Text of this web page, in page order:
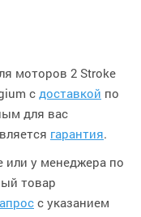
моторов 2 Stroke
с доставкой по
для вас
гарантия.
или у менеджера по
товар
с указанием